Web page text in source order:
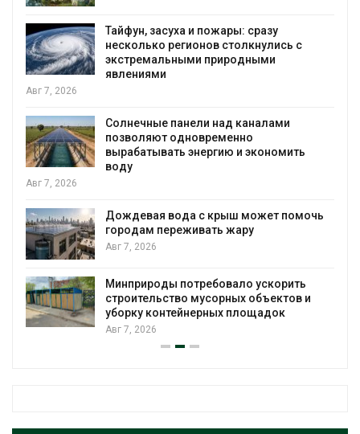
Тайфун, засуха и пожары: сразу
несколько регионов столкнулись с
экстремальными природными
явлениями
Авг 7, 2026
Солнечные панели над каналами
позволяют одновременно
вырабатывать энергию и экономить
воду
Авг 7, 2026
Дождевая вода с крыш может помочь
городам переживать жару
Авг 7, 2026
Минприроды потребовало ускорить
строительство мусорных объектов и
уборку контейнерных площадок
Авг 7, 2026